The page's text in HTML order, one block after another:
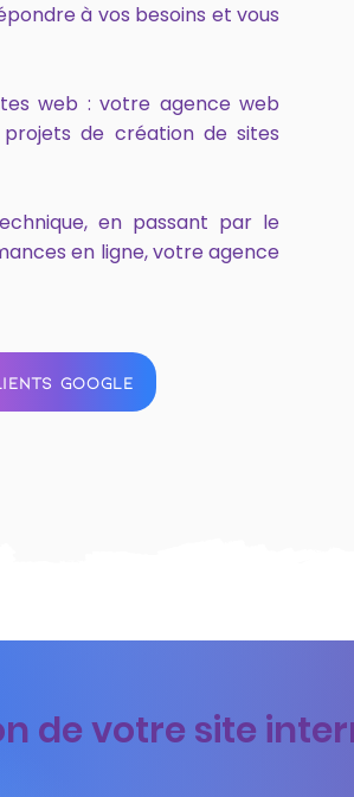
à vos besoins et vous
web : votre agence web
de création de sites
en passant par le
en ligne, votre agence
GOOGLE
de votre site